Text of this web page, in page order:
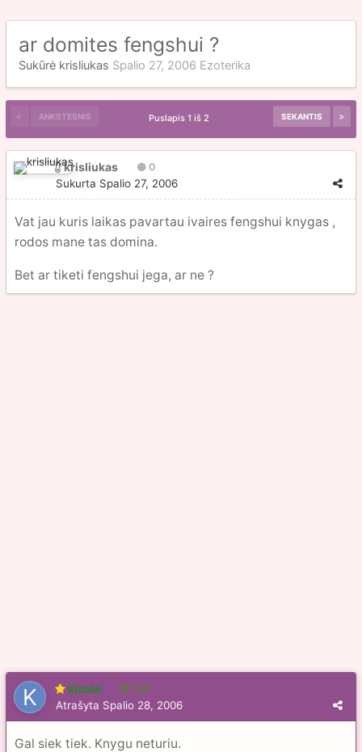
ar domites fengshui ?
Sukūrė krisliukas Spalio 27, 2006 Ezoterika
ANKSTESNIS SEKANTIS
Puslapis 1 iš 2
krisliukas 0
Sukurta Spalio 27, 2006
Vat jau kuris laikas pavartau ivaires fengshui knygas ,
rodos mane tas domina.
Bet ar tiketi fengshui jega, ar ne ?
kicule 104
Atrašyta Spalio 28, 2006
Gal siek tiek. Knygu neturiu.